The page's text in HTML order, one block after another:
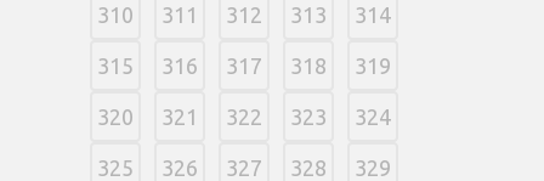
310 311 312 313 314
315 316 317 318 319
320 321 322 323 324
325 326 327 328 329